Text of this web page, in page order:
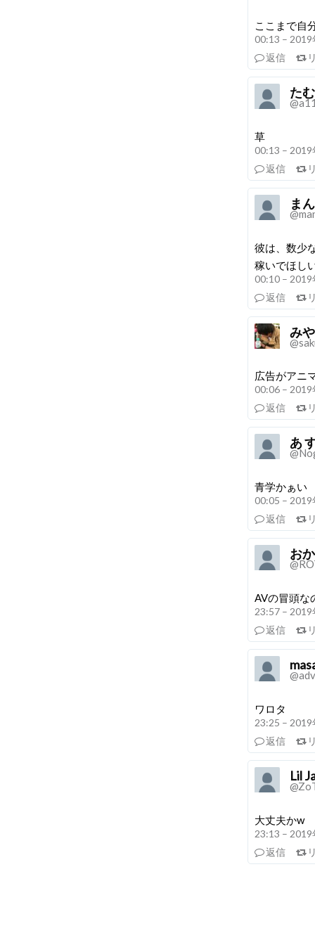
ここまで自
00:13 – 2019
返信
た
草
00:13 – 2019
返信
ま
彼は、数少
稼いでほしい
00:10 – 2019
返信
み
広告がアニ
00:06 – 2019
返信
あ
青学かぁい
00:05 – 2019
返信
お
AVの冒頭な
23:57 – 2019
返信
ワロタ
23:25 – 2019
返信
Lil
大丈夫かw
23:13 – 2019
返信